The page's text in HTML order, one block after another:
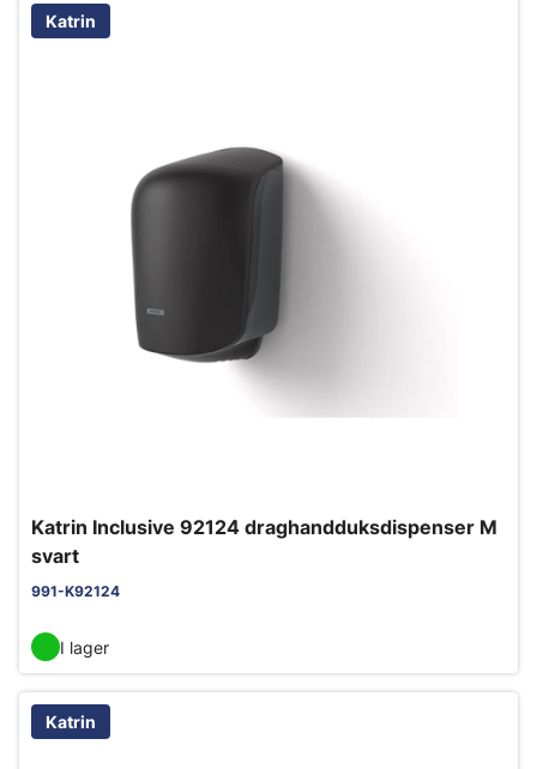
Katrin
Katrin Inclusive 92124 draghandduksdispenser M
svart
991-K92124
I lager
Katrin